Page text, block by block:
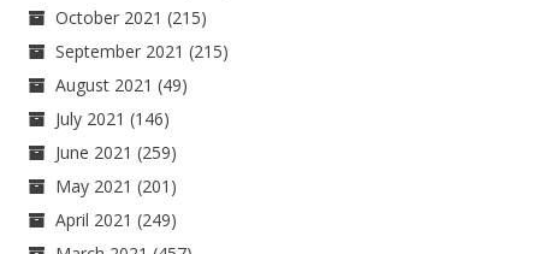
October 2021 (215)
September 2021 (215)
August 2021 (49)
July 2021 (146)
June 2021 (259)
May 2021 (201)
April 2021 (249)